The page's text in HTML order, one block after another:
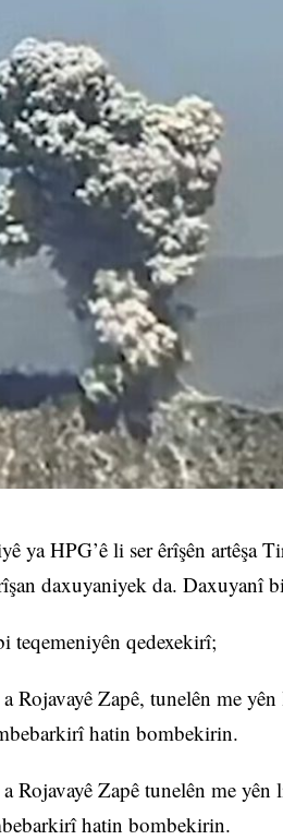
ya HPG’ê li ser êrîşên artêşa
daxuyaniyek da. Daxuyanî
teqemeniyên qedexekirî;
Rojavayê Zapê, tunelên me
hatin bombekirin.
Rojavayê Zapê tunelên me
hatin bombekirin.